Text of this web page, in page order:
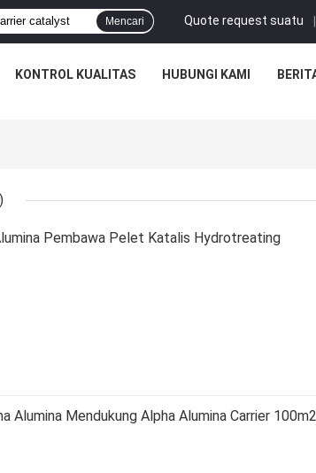
Quote request suatu |
Mencari
KONTROL KUALITAS HUBUNGI KAMI
Pembawa Pelet Katalis Hydrotreating
Alumina Mendukung Alpha Alumina Carrier